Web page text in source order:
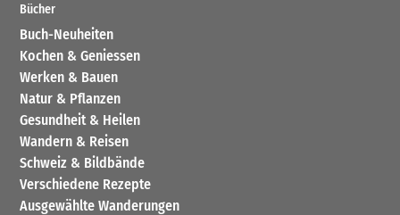
Bücher
Buch-Neuheiten
Kochen & Geniessen
Werken & Bauen
Natur & Pflanzen
Gesundheit & Heilen
Wandern & Reisen
Schweiz & Bildbände
Verschiedene Rezepte
Ausgewählte Wanderungen